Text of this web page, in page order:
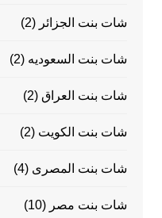
شات بنت الجزائر (2)
شات بنت السعوديه (2)
شات بنت العراق (2)
شات بنت الكويت (2)
شات بنت المصرى (4)
شات بنت مصر (10)